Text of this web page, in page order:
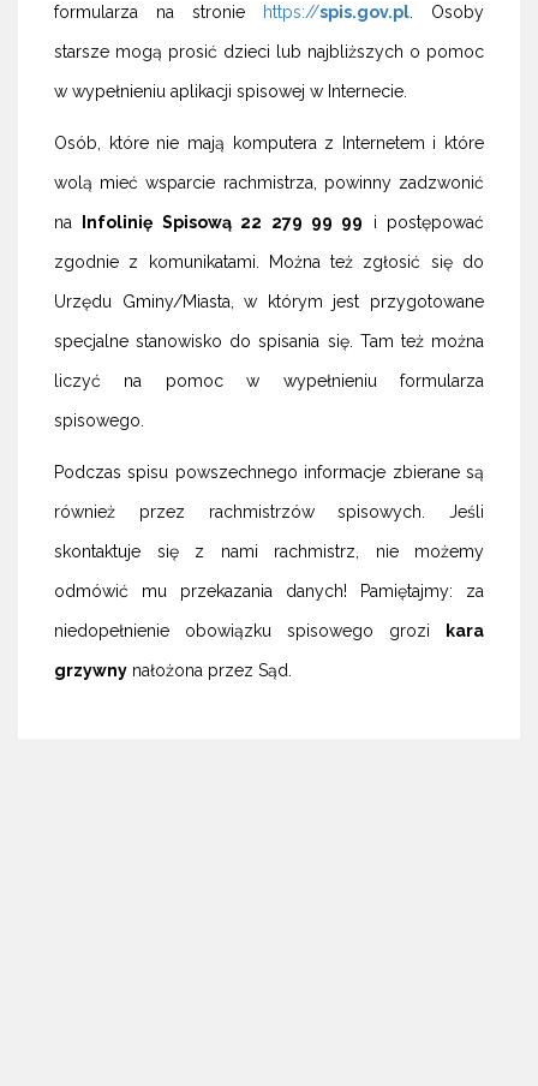
formularza na stronie https://spis.gov.pl . Osoby
starsze mogą prosić dzieci lub najbliższych o pomoc
w wypełnieniu aplikacji spisowej w Internecie.
Osób, które nie mają komputera z Internetem i które
wolą mieć wsparcie rachmistrza, powinny zadzwonić
na Infolinię Spisową 22 279 99 99 i postępować
zgodnie z komunikatami. Można też zgłosić się do
Urzędu Gminy/Miasta, w którym jest przygotowane
specjalne stanowisko do spisania się. Tam też można
liczyć na pomoc w wypełnieniu formularza
spisowego.
Podczas spisu powszechnego informacje zbierane są
również przez rachmistrzów spisowych. Jeśli
skontaktuje się z nami rachmistrz, nie możemy
odmówić mu przekazania danych! Pamiętajmy: za
niedopełnienie obowiązku spisowego grozi kara
grzywny nałożona przez Sąd.